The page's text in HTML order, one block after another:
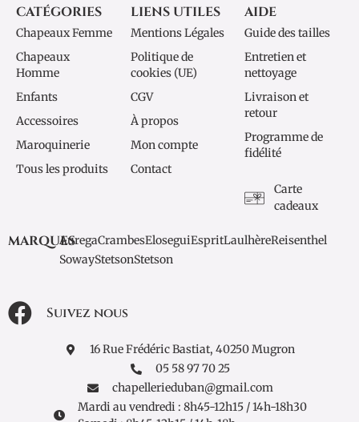
CATÉGORIES
Chapeaux Femme
Chapeaux
Homme
Enfants
Accessoires
Maroquinerie
Tous les produits
LIENS UTILES
Mentions Légales
Politique de
cookies (UE)
CGV
À propos
Mon compte
Contact
AIDE
Guide des tailles
Entretien et
nettoyage
Livraison et
retour
Programme de
fidélité
Carte
cadeaux
Suivez nous
16 Rue Frédéric Bastiat, 40250 Mugron
05 58 97 70 25
chapellerieduban@gmail.com
Mardi au vendredi : 8h45-12h15 / 14h-18h30
MARQUESAuregaCrambesEloseguiEspritLaulhèreReisenthel
SowayStetsonStetson